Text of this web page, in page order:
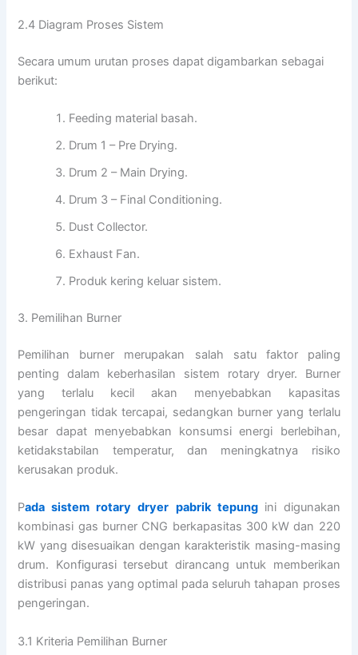
2.4 Diagram Proses Sistem
Secara umum urutan proses dapat digambarkan sebagai
berikut:
Feeding material basah.
Drum 1 – Pre Drying.
Drum 2 – Main Drying.
Drum 3 – Final Conditioning.
Dust Collector.
Exhaust Fan.
Produk kering keluar sistem.
3. Pemilihan Burner
Pemilihan burner merupakan salah satu faktor paling
penting dalam keberhasilan sistem rotary dryer. Burner
yang terlalu kecil akan menyebabkan kapasitas
pengeringan tidak tercapai, sedangkan burner yang terlalu
besar dapat menyebabkan konsumsi energi berlebihan,
ketidakstabilan temperatur, dan meningkatnya risiko
kerusakan produk.
Pada sistem rotary dryer pabrik tepung ini digunakan
kombinasi gas burner CNG berkapasitas 300 kW dan 220
kW yang disesuaikan dengan karakteristik masing-masing
drum. Konfigurasi tersebut dirancang untuk memberikan
distribusi panas yang optimal pada seluruh tahapan proses
pengeringan.
3.1 Kriteria Pemilihan Burner